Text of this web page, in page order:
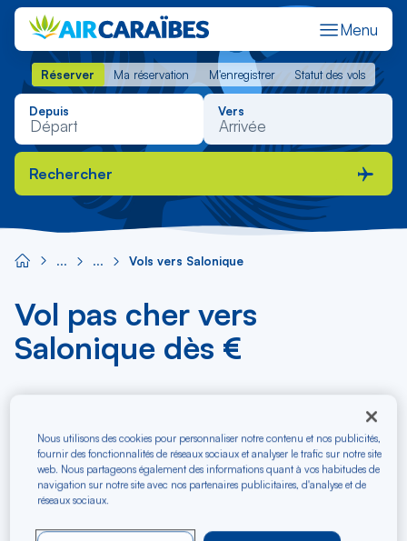
Menu
Réserver Ma réservation M'enregistrer Statut des vols
Réserver Ma réservation M'enregistrer Statut des vols
Depuis Vers
Rechercher
Vols vers Salonique
Vol pas cher vers
Salonique dès €
vols en A/R vers Salonique
Depuis
Nous utilisons des cookies pour personnaliser notre contenu et nos publicités,
fournir des fonctionnalités de réseaux sociaux et analyser le trafic sur notre site
web. Nous partageons également des informations quant à vos habitudes de
navigation sur notre site avec nos partenaires publicitaires, d'analyse et de
réseaux sociaux.